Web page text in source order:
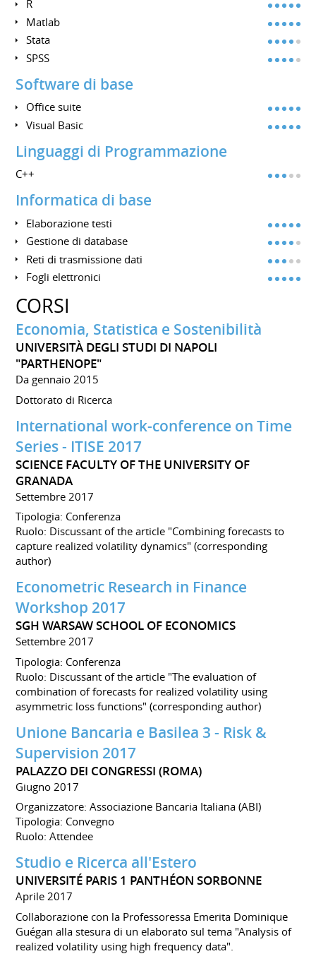
R
Matlab
Stata
SPSS
Software di base
Office suite
Visual Basic
Linguaggi di Programmazione
C++
Informatica di base
Elaborazione testi
Gestione di database
Reti di trasmissione dati
Fogli elettronici
CORSI
Economia, Statistica e Sostenibilità
UNIVERSITÀ DEGLI STUDI DI NAPOLI
"PARTHENOPE"
Da gennaio 2015
Dottorato di Ricerca
International work-conference on Time
Series - ITISE 2017
SCIENCE FACULTY OF THE UNIVERSITY OF
GRANADA
Settembre 2017
Tipologia: Conferenza
Ruolo: Discussant of the article "Combining forecasts to
capture realized volatility dynamics" (corresponding
author)
Econometric Research in Finance
Workshop 2017
SGH WARSAW SCHOOL OF ECONOMICS
Settembre 2017
Tipologia: Conferenza
Ruolo: Discussant of the article "The evaluation of
combination of forecasts for realized volatility using
asymmetric loss functions" (corresponding author)
Unione Bancaria e Basilea 3 - Risk &
Supervision 2017
PALAZZO DEI CONGRESSI (ROMA)
Giugno 2017
Organizzatore: Associazione Bancaria Italiana (ABI)
Tipologia: Convegno
Ruolo: Attendee
Studio e Ricerca all'Estero
UNIVERSITÉ PARIS 1 PANTHÉON SORBONNE
Aprile 2017
Collaborazione con la Professoressa Emerita Dominique
Guégan alla stesura di un elaborato sul tema "Analysis of
realized volatility using high frequency data".